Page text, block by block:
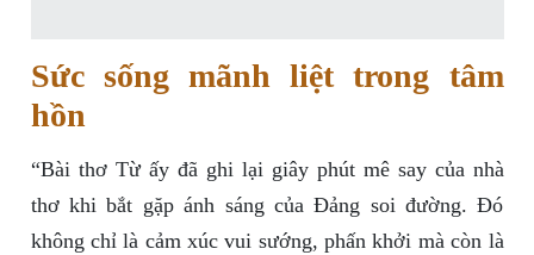
Sức sống mãnh liệt trong tâm
hồn
“Bài thơ Từ ấy đã ghi lại giây phút mê say của nhà
thơ khi bắt gặp ánh sáng của Đảng soi đường. Đó
không chỉ là cảm xúc vui sướng, phấn khởi mà còn là